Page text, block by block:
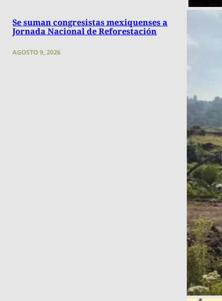
Se suman congresistas mexiquenses a
Jornada Nacional de Reforestación
AGOSTO 9, 2026